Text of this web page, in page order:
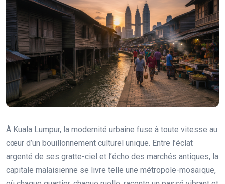
À Kuala Lumpur, la modernité urbaine fuse à toute vitesse au
cœur d’un bouillonnement culturel unique. Entre l’éclat
argenté de ses gratte-ciel et l’écho des marchés antiques, la
capitale malaisienne se livre telle une métropole-mosaïque,